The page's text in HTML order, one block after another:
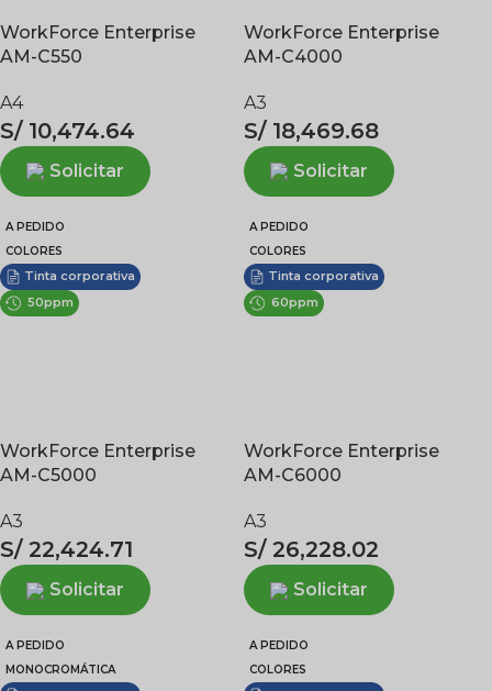
WorkForce Enterprise
AM-C550
A4
S/10,474.64
Solicitar
WorkForce Enterprise
AM-C4000
A3
S/18,469.68
Solicitar
A PEDIDO
COLORES
Tinta corporativa
50ppm
WorkForce Enterprise
AM-C5000
A3
S/22,424.71
Solicitar
A PEDIDO
COLORES
Tinta corporativa
60ppm
WorkForce Enterprise
AM-C6000
A3
S/26,228.02
Solicitar
A PEDIDO
MONOCROMÁTICA
A PEDIDO
COLORES